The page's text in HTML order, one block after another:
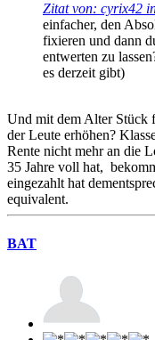
Zitat von: cyrix42
einfacher, den
fixieren und dann
entwerten zu
es derzeit gibt)
Und mit dem Alter Stück
der Leute erhöhen?
Rente nicht mehr an die
35 Jahre voll hat,
eingezahlt hat
equivalent.
BAT